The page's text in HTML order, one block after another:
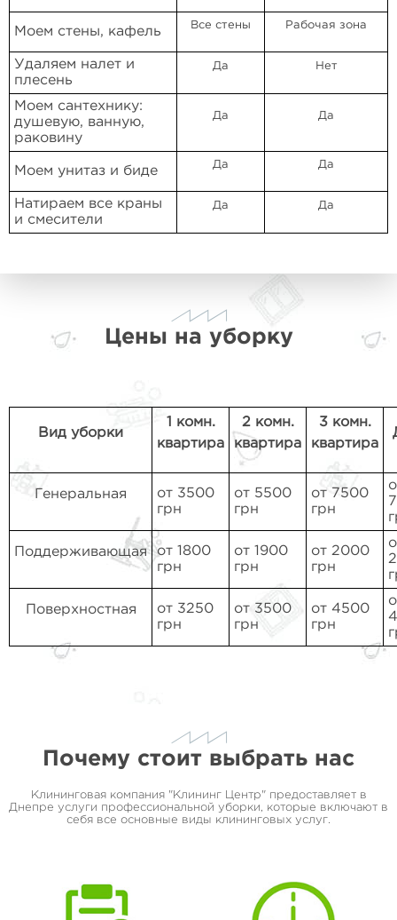
Моем стены, кафель Все стены Рабочая зона
Удаляем налет и
плесень
Да Нет
Моем сантехнику:
душевую, ванную,
раковину
Да Да
Моем унитаз и биде Да Да
Натираем все краны
и смесители
Да Да
Цены на уборку
Вид уборки
1 комн.
квартира
2 комн.
квартира
3 комн.
квартира
Генеральная
от 3500
грн
от 5500
грн
от 7500
грн
Поддерживающая
от 1800
грн
от 1900
грн
от 2000
грн
Поверхностная
от 3250
грн
от 3500
грн
от 4500
грн
Почему стоит выбрать нас
Клининговая компания "Клининг Центр" предоставляет в
Днепре услуги профессиональной уборки, которые включают в
себя все основные виды клининговых услуг.